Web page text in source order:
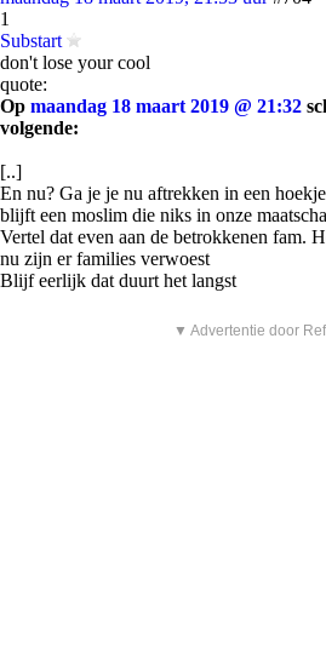
1
Substart
don't lose your cool
quote:
Op maandag 18 maart 2019 @ 21:32
volgende:
[..]
En nu? Ga je je nu aftrekken in een
blijft een moslim die niks in onze
Vertel dat even aan de betrokkenen fam.
nu zijn er families verwoest
Blijf eerlijk dat duurt het langst
▼ Advertentie door